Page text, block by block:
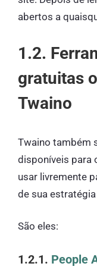
abertos a
1.2.
gratuitas
Twaino
Twaino também
disponíveis para
usar livremente
de sua
São eles:
1.2.1. People